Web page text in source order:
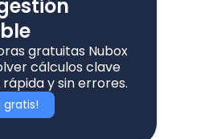
gratuitas Nubox
cálculos clave
y sin errores.
gratis!